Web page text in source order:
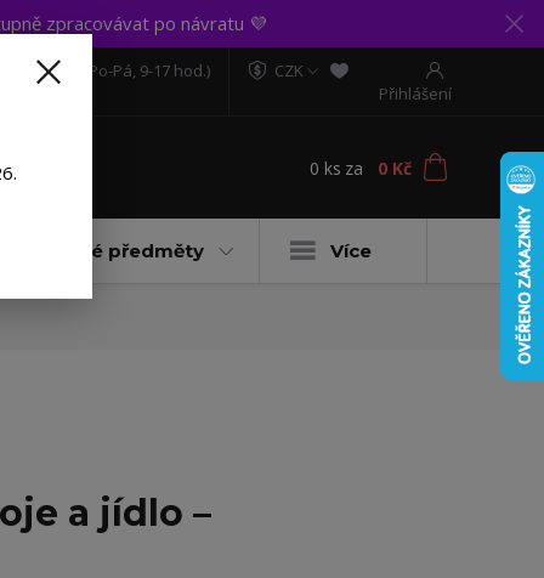
zpracovávat po návratu 💜
CZK
Přihlášení
888 281 (Po-Pá, 9-17 hod.)
0 ks za 0 Kč
Dárkové předměty Více
a jídlo –